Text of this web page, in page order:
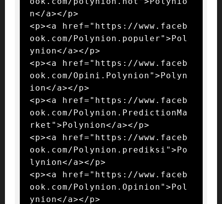
n</a></p>
<p><a href="https://www.faceb
ook.com/Polynion.populer">Pol
ynion</a></p>
<p><a href="https://www.faceb
ook.com/Opini.Polynion">Polyn
ion</a></p>
<p><a href="https://www.faceb
ook.com/Polynion.PredictionMa
rket">Polynion</a></p>
<p><a href="https://www.faceb
ook.com/Polynion.prediksi">Po
lynion</a></p>
<p><a href="https://www.faceb
ook.com/Polynion.Opinion">Pol
ynion</a></p>